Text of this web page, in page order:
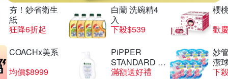
夯！鈔省衛生
紙
狂降6折起
白蘭 洗碗精4
入
下殺$539
櫻
歡
COACHx美系
均價$8999
PiPPER
STANDARD 沛
柏
滿額送好禮
妙
潔
下